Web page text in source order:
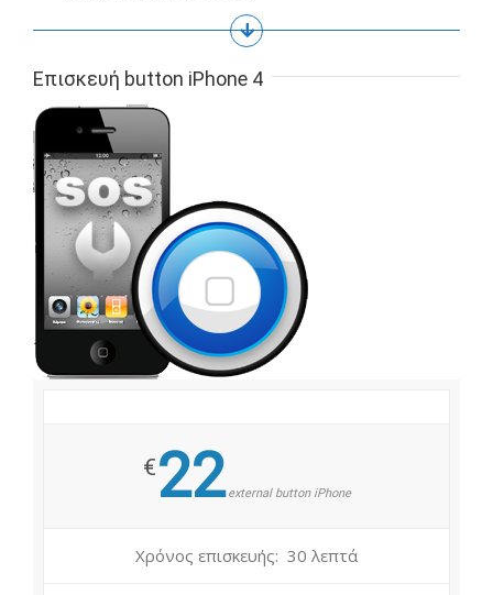
Επισκευή button iPhone 4
€22external button iPhone
Χρόνος επισκευής: 30 λεπτά